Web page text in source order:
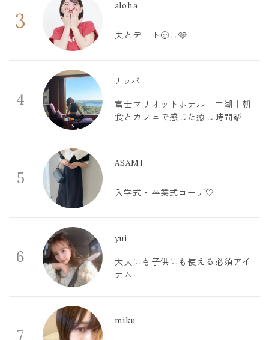
3
aloha
夫とデート🙂‍↔️🩷
4
ナッパ
富士マリオットホテル山中湖｜朝
食とカフェで感じた癒し時間🍃
5
ASAMI
入学式・卒業式コーデ🤍
6
yui
大人にも子供にも使える必須アイ
テム
7
miku